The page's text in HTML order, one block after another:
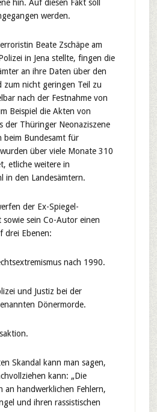
hin. Auf diesen Fakt soll
werden.
Beate Zschäpe am
in Jena stellte, fingen die
an ihre Daten über den
zum nicht geringen Teil zu
nach der Festnahme von
Beispiel die Akten von
der Thüringer Neonaziszene
beim Bundesamt für
über viele Monate 310
etliche weitere in
in den Landesämtern.
der Ex-Spiegel-
sein Co-Autor einen
drei Ebenen:
nach 1990.
und Justiz bei der
Dönermorde.
Skandal kann man sagen,
kann: „Die
an handwerklichen Fehlern,
und ihren rassistischen